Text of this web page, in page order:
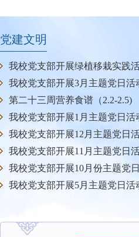
党建文明
我校党支部开展绿植移栽实践
我校党支部开展3月主题党日活
第二十三周营养食谱（2.2-2.5)
我校党支部开展1月主题党日活
我校党支部开展12月主题党日
我校党支部开展11月主题党日
我校党支部开展10月份主题党
我校党支部开展5月主题党日活